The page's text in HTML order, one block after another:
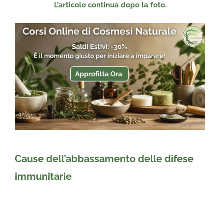
L’articolo continua dopo la foto.
Cause dell’abbassamento delle difese
immunitarie